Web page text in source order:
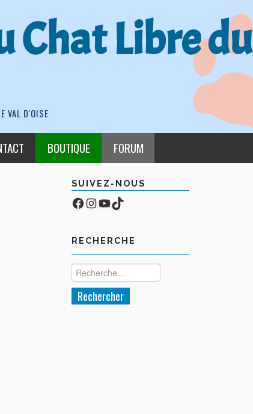
Chat Libre du
VAL D'OISE
BOUTIQUE FORUM
SUIVEZ-NOUS
Facebook
Compte Instagram
YouTube
TikTok
RECHERCHE